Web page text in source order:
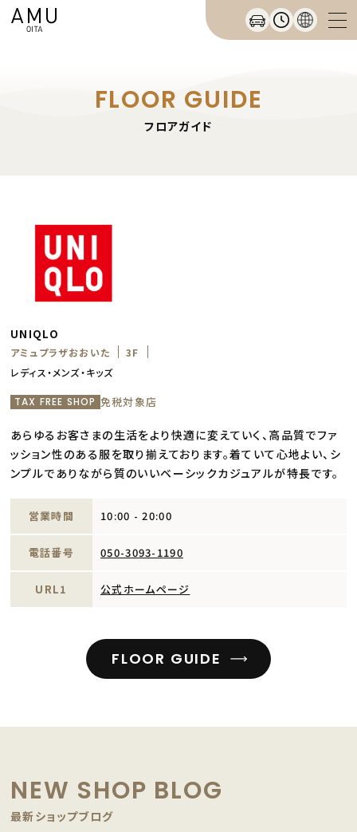
FLOOR GUIDE
フロアガイド
UNIQLO
アミュプラザおおいた
3F
レディス・メンズ・キッズ
TAX FREE SHOP 免税対象店
あらゆるお客さまの生活をより快適に変えていく、高品質でファ
ッション性のある服を取り揃えております。着ていて心地よい、シ
ンプルでありながら質のいいベーシックカジュアルが特長です。
営業時間 10:00 - 20:00
電話番号 050-3093-1190
URL1 公式ホームページ
FLOOR GUIDE
NEW SHOP BLOG
最新ショップブログ